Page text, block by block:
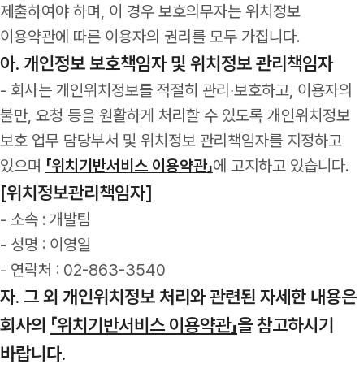
제출하여야 하며, 이 경우 보호의무자는 위치정보
이용약관에 따른 이용자의 권리를 모두 가집니다.
아. 개인정보 보호책임자 및 위치정보 관리책임자
- 회사는 개인위치정보를 적절히 관리‧보호하고, 이용자의
불만, 요청 등을 원활하게 처리할 수 있도록 개인위치정보
보호 업무 담당부서 및 위치정보 관리책임자를 지정하고
있으며 「위치기반서비스 이용약관」에 고지하고 있습니다.
[위치정보관리책임자]
- 소속 : 개발팀
- 성명 : 이영일
- 연락처 : 02-863-3540
자. 그 외 개인위치정보 처리와 관련된 자세한 내용은
회사의 「위치기반서비스 이용약관」을 참고하시기
바랍니다.